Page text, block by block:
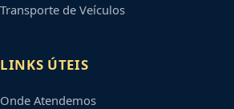
Transporte de Veículos
LINKS ÚTEIS
Onde Atendemos